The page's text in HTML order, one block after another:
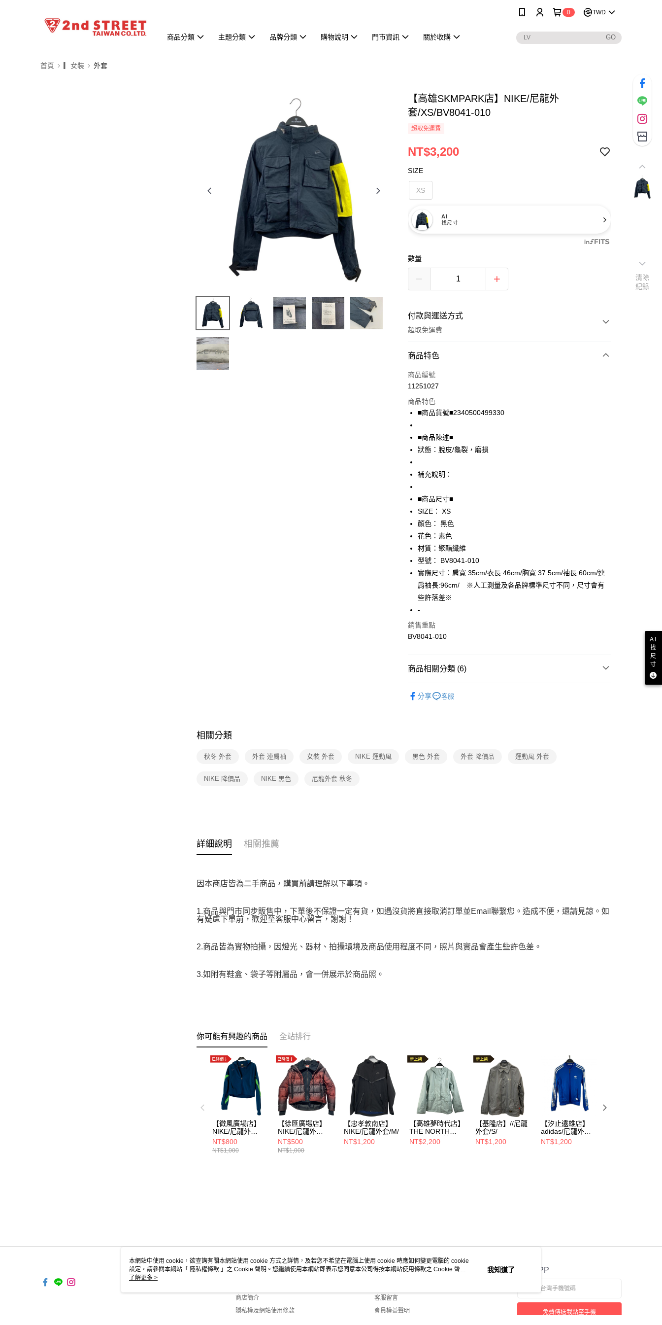
0 TWD
商品分類 主題分類 品牌分類 購物說明 門市資訊 關於收購
首頁 ▎女裝 外套
【高雄SKMPARK店】NIKE/尼龍外
套/XS/BV8041-010
超取免運費
NT$3,200
SIZE
XS
AI
找尺寸
數量
付款與運送方式
超取免運費
付款方式
信用卡一次付款
LINE Pay
Apple Pay
街口支付
悠遊付
AFTEE先享後付
相關說明
【關於「AFTEE先享後付」】
AFTEE先享後付是「在收到商品之後才付款」的支付方式。 讓您購物簡單
便利好安心！
１．簡單：不需註冊會員、不需綁卡、不需儲值。
２．便利：只要手機號碼，簡訊認證，即可結帳。
【「AFTEE先享後付」結帳流程】
１．於結帳方式選擇「AFTEE先享後付」後，將跳轉至「AFTEE先享後
付」結帳頁面，進行簡訊認證並確認金額後，即可完成結帳。
２．訂單成立數日內，您將收到繳費通知簡訊。
／ATM／網路銀行／等多元方式進行付款，方視為交易完成。
※ 請注意：結帳手續完成當下不需立刻繳費，但若您需要取消訂單，請聯
※ 交易是否成功請以「AFTEE先享後付 」之結帳頁面顯示為準，若有關於
是否繳費成功／繳費後需取消欲退款等相關疑問，請聯繫「AFTEE先享後
【注意事項】
３．未成年的使用者請事先徵得法定代理人或監護人之同意方可使用
「AFTEE先享後付」，若未經同意申辦者引起之損失，本公司不負相關責
運送方式
全家取貨付款
免運費
付款後全家取貨
7-11取貨付款
免運費
免運費
免運費
商品特色
商品編號
11251027
商品特色
■商品貨號■2340500499330
■商品陳述■
狀態：脫皮/龜裂，磨損
補充說明：
■商品尺寸■
SIZE： XS
顏色： 黑色
花色：素色
材質：聚酯纖維
型號： BV8041-010
實際尺寸：肩寬:35cm/衣長:46cm/胸寬:37.5cm/袖長:60cm/連
肩袖長:96cm/ ※人工測量及各品牌標準尺寸不同，尺寸會有
些許落差※
-
銷售重點
BV8041-010
商品相關分類 (6)
【TOP３】品牌嚴選💯精品衣．機能服
分享 客服
相關分類
秋冬 外套 外套 連肩袖 女裝 外套 NIKE 運動風 黑色 外套 外套 降價品 運動風 外套
NIKE 降價品 NIKE 黑色 尼龍外套 秋冬
詳細說明 相關推薦
因本商店皆為二手商品，購買前請理解以下事項。
1.商品與門市同步販售中，下單後不保證一定有貨，如遇沒貨將直接取消訂單並Email聯繫您。造成不便，還請見諒。如
有疑慮下單前，歡迎至客服中心留言，謝謝！
2.商品皆為實物拍攝，因燈光、器材、拍攝環境及商品使用程度不同，照片與實品會產生些許色差。
3.如附有鞋盒、袋子等附屬品，會一併展示於商品照。
你可能有興趣的商品 全站排行
【微風廣場店】
NIKE/尼龍外
套/M/CU7015-460
NT$800
NT$1,000
【徐匯廣場店】
NIKE/尼龍外
套/S/683927-696
NT$500
NT$1,000
【忠孝敦南店】
NIKE/尼龍外套/M/
NT$1,200
【高雄夢時代店】
THE NORTH
FACE/尼龍外
套/M/NF0A4P84
NT$2,200
【基隆店】//尼龍
外套/S/
NT$1,200
【汐止遠雄店】
adidas/尼龍外
套/34/PO3747
NT$1,200
關於我們
商店簡介
隱私權及網站使用條款
客服資訊
客服留言
會員權益聲明
官方APP
免費傳送載點至手機
清除
紀錄
本網站中使用 cookie，欲查詢有關本網站使用 cookie 方式之詳情，及若您不希望在電腦上使用 cookie 時應如何變更電腦的 cookie
設定，請參閱本網站「 隱私權條款 」之 Cookie 聲明。您繼續使用本網站即表示您同意本公司得按本網站使用條款之 Cookie 聲明
使用 cookie。
了解更多 >
我知道了
AI
找
尺
寸